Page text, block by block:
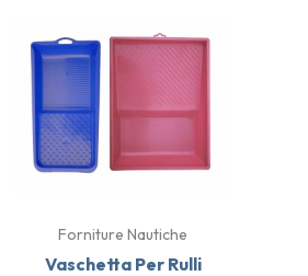
Forniture Nautiche
Vaschetta Per Rulli